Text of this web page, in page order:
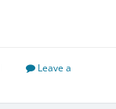
Leave a